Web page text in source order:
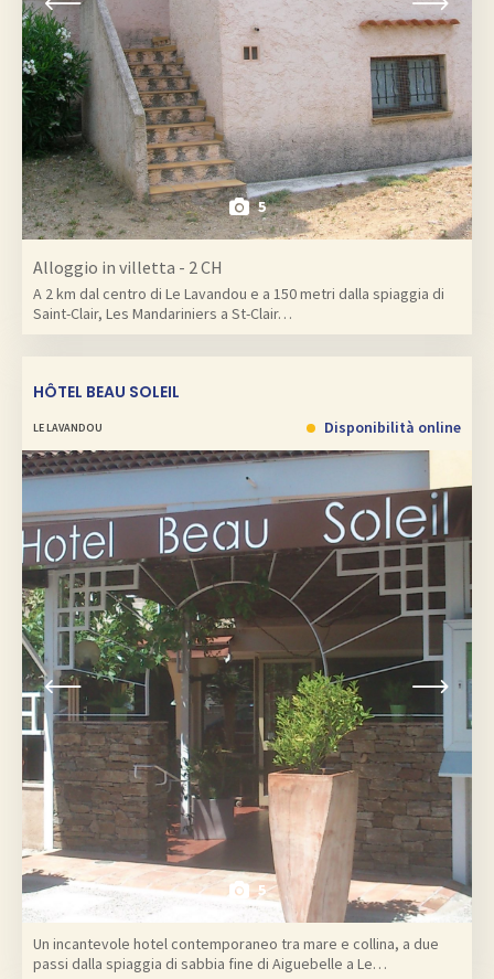
5
Alloggio in villetta - 2 CH
A 2 km dal centro di Le Lavandou e a 150 metri dalla spiaggia di
Saint-Clair, Les Mandariniers a St-Clair…
HÔTEL BEAU SOLEIL
LE LAVANDOU
5
Disponibilità online
Un incantevole hotel contemporaneo tra mare e collina, a due
passi dalla spiaggia di sabbia fine di Aiguebelle a Le…